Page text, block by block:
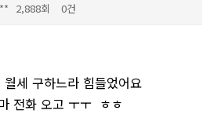
2,888회 0건
세 구하느라 힘들었어요
전화 오고 ㅜㅜ ㅎㅎ